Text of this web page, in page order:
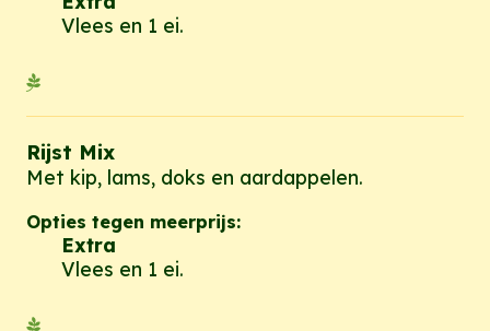
Vlees en 1 ei.
Rijst Mix
Met kip, lams, doks en aardappelen.
Opties tegen meerprijs:
Extra
Vlees en 1 ei.